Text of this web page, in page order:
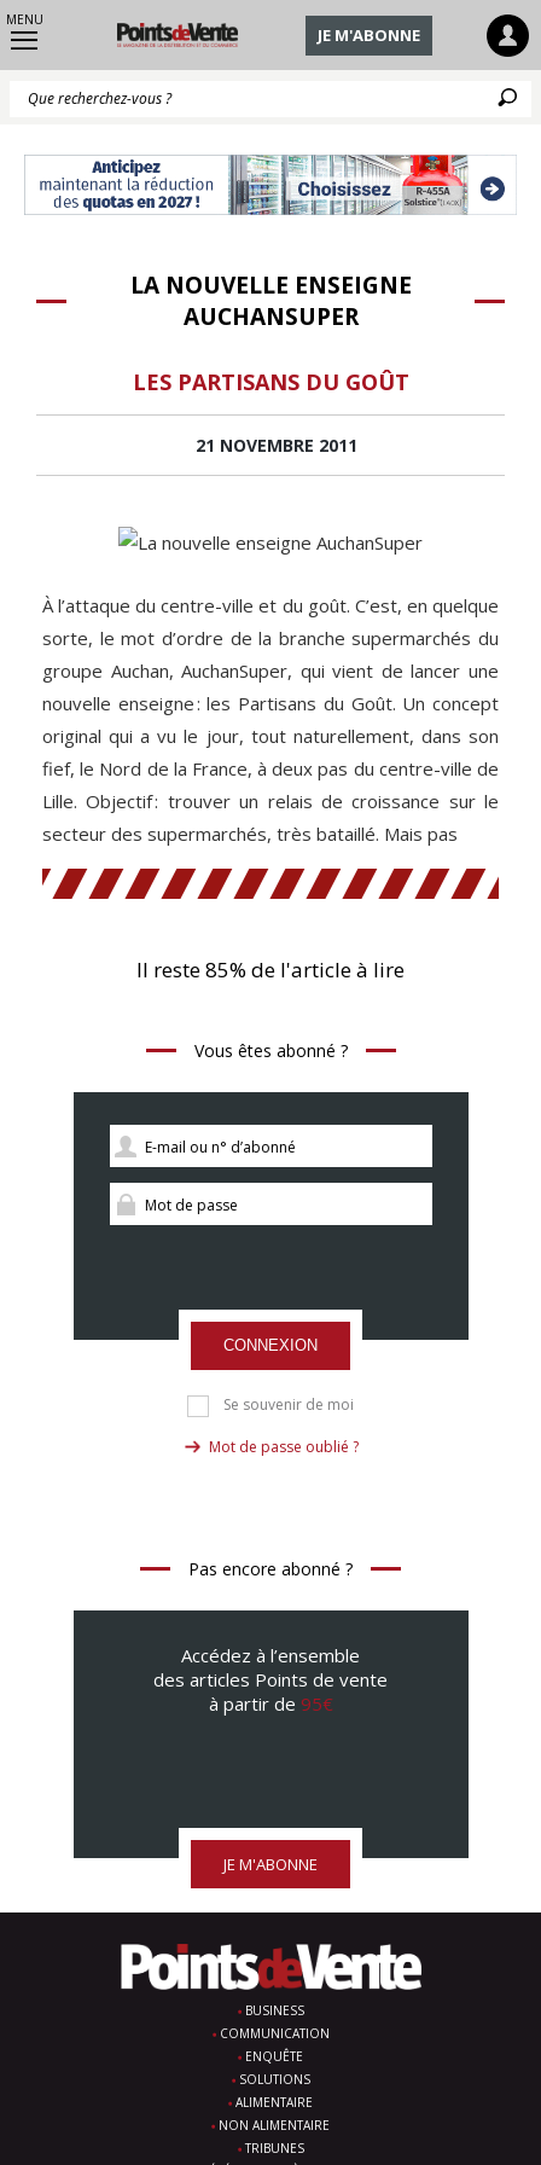
MENU
JE M'ABONNE
LA NOUVELLE ENSEIGNE
AUCHANSUPER
LES PARTISANS DU GOÛT
21 NOVEMBRE 2011
À l’attaque du centre-ville et du goût. C’est, en quelque
sorte, le mot d’ordre de la branche supermarchés du
groupe Auchan, AuchanSuper, qui vient de lancer une
nouvelle enseigne : les Partisans du Goût. Un concept
original qui a vu le jour, tout naturellement, dans son
fief, le Nord de la France, à deux pas du centre-ville de
Lille. Objectif : trouver un relais de croissance sur le
secteur des supermarchés, très bataillé. Mais pas
Il reste 85% de l'article à lire
Vous êtes abonné ?
CONNEXION
Se souvenir de moi
Mot de passe oublié ?
Pas encore abonné ?
Accédez à l’ensemble
des articles Points de vente
à partir de 95€
JE M'ABONNE
BUSINESS
COMMUNICATION
ENQUÊTE
SOLUTIONS
ALIMENTAIRE
NON ALIMENTAIRE
TRIBUNES